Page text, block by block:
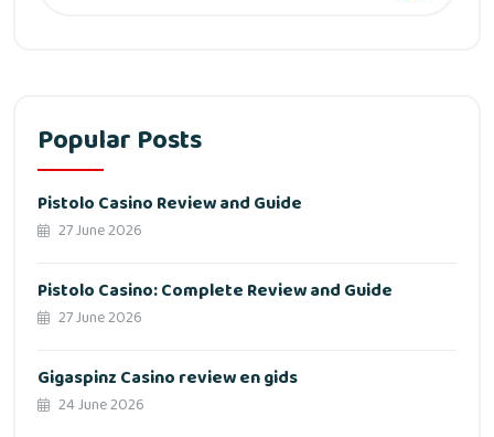
Popular Posts
Pistolo Casino Review and Guide
27 June 2026
Pistolo Casino: Complete Review and Guide
27 June 2026
Gigaspinz Casino review en gids
24 June 2026